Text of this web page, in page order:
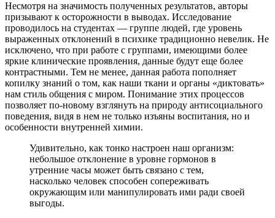
Несмотря на значимость полученных результатов, авторы
призывают к осторожности в выводах. Исследование
проводилось на студентах — группе людей, где уровень
выраженных отклонений в психике традиционно невелик. Не
исключено, что при работе с группами, имеющими более
яркие клинические проявления, данные будут еще более
контрастными. Тем не менее, данная работа пополняет
копилку знаний о том, как наши ткани и органы «диктовать»
нам стиль общения с миром. Понимание этих процессов
позволяет по-новому взглянуть на природу антисоциального
поведения, видя в нем не только изъяны воспитания, но и
особенности внутренней химии.
Удивительно, как тонко настроен наш организм:
небольшое отклонение в уровне гормонов в
утренние часы может быть связано с тем,
насколько человек способен сопереживать
окружающим или манипулировать ими ради своей
выгоды.